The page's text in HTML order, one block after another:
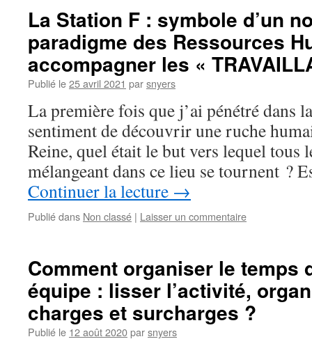
La Station F : symbole d’un
paradigme des Ressources
accompagner les «
Publié le25 avril 2021 parsnyers
La première fois que j’ai pénétré dans
sentiment de découvrir une ruche
Reine, quel était le but vers lequel tous
mélangeant dans ce lieu se tournent ?
Continuer la lecture →
Publié dans Non classé | Laisser un commentaire
Comment organiser le temps
équipe : lisser l’activité,
charges et surcharges ?
Publié le 12 août 2020parsnyers